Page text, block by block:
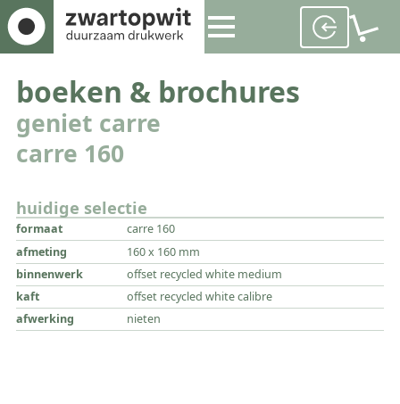
boeken & brochures
geniet carre
carre 160
huidige selectie
formaat
carre 160
afmeting
160 x 160 mm
binnenwerk
offset recycled white medium
kaft
offset recycled white calibre
afwerking
nieten